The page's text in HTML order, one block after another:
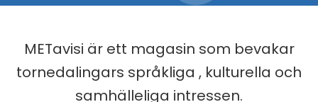
METavisi är ett magasin som bevakar
tornedalingars språkliga , kulturella och
samhälleliga intressen.